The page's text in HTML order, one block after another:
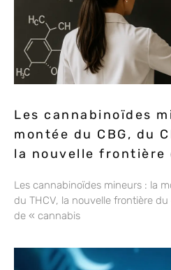
Les cannabinoïdes
montée du CBG, du
la nouvelle frontière
Les cannabinoïdes mineurs : la
du THCV, la nouvelle frontière
de « cannabis